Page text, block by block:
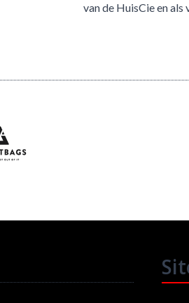
van de HuisCie en